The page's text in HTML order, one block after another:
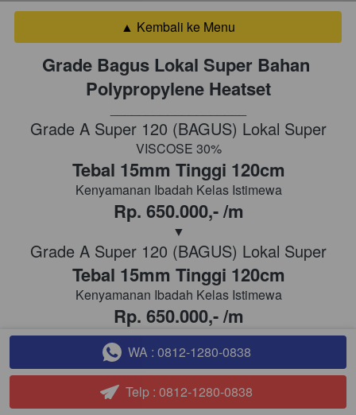
` WA : 0812-1280-0838
` Telp : 0812-1280-0838
`▲ Kembali ke Menu
Grade Bagus Lokal Super Bahan
Polypropylene Heatset
Grade A Super 120 (BAGUS) Lokal Super
VISCOSE 30%
Tebal 15mm Tinggi 120cm
Kenyamanan Ibadah Kelas Istimewa
Rp. 650.000,- /m
▼
Grade A Super 120 (BAGUS) Lokal Super
Tebal 15mm Tinggi 120cm
Kenyamanan Ibadah Kelas Istimewa
Rp. 650.000,- /m
▼
`
▲ Kembali ke Menu